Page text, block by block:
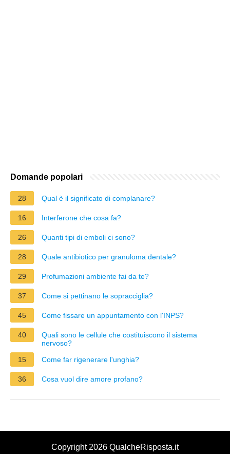
Domande popolari
28 Qual è il significato di complanare?
16 Interferone che cosa fa?
26 Quanti tipi di emboli ci sono?
28 Quale antibiotico per granuloma dentale?
29 Profumazioni ambiente fai da te?
37 Come si pettinano le sopracciglia?
45 Come fissare un appuntamento con l'INPS?
40
Quali sono le cellule che costituiscono il sistema
nervoso?
15
Come far rigenerare l'unghia?
36 Cosa vuol dire amore profano?
Copyright 2026 QualcheRisposta.it